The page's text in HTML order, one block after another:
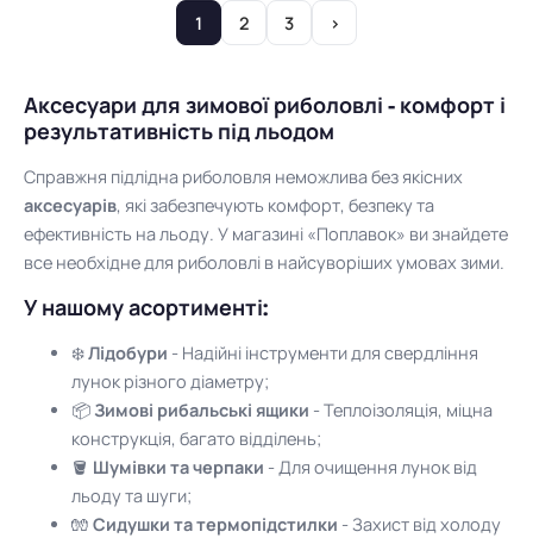
1 2 3 ›
Аксесуари для зимової риболовлі - комфорт і
результативність під льодом
Справжня підлідна риболовля неможлива без якісних
аксесуарів, які забезпечують комфорт, безпеку та
ефективність на льоду. У магазині «Поплавок» ви знайдете
все необхідне для риболовлі в найсуворіших умовах зими.
У нашому асортименті:
❄️Лідобури - Надійні інструменти для свердління
лунок різного діаметру;
📦 Зимові рибальські ящики - Теплоізоляція, міцна
конструкція, багато відділень;
🪣 Шумівки та черпаки - Для очищення лунок від
льоду та шуги;
🧤 Сидушки та термопідстилки - Захист від холоду